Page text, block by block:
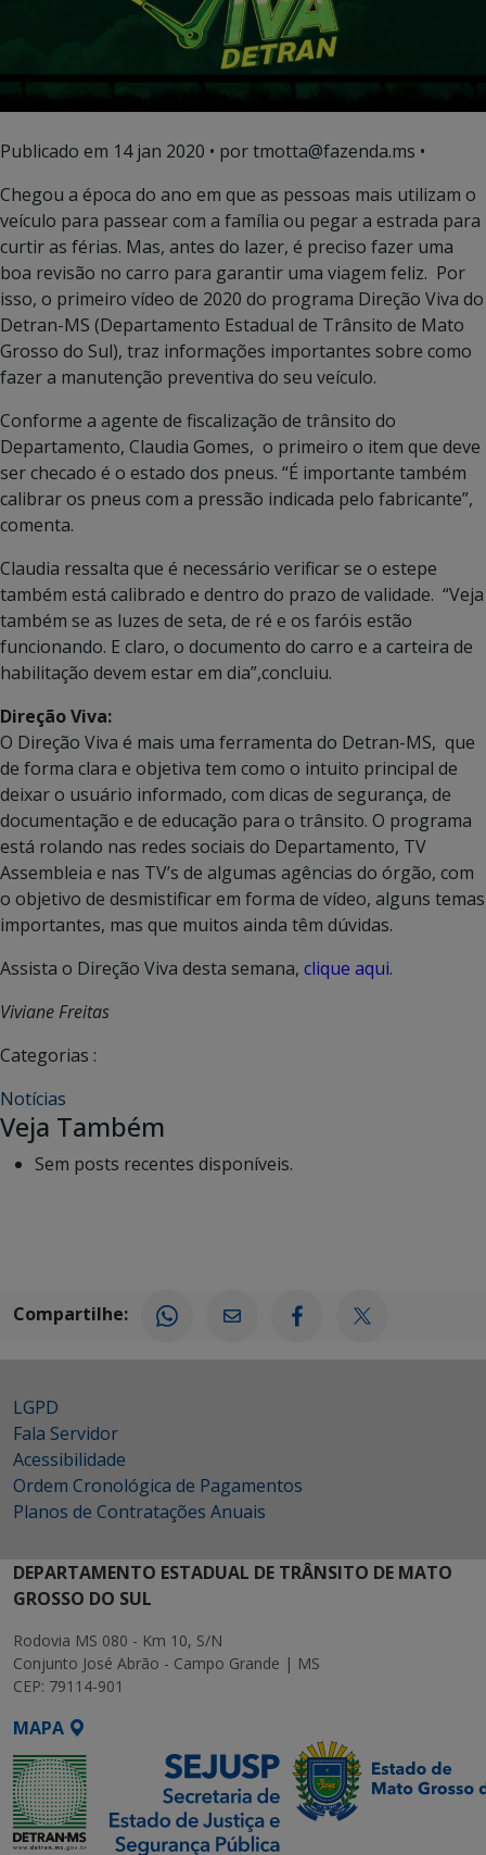
Publicado em 14 jan 2020 • por tmotta@fazenda.ms •
Chegou a época do ano em que as pessoas mais utilizam o
veículo para passear com a família ou pegar a estrada para
curtir as férias. Mas, antes do lazer, é preciso fazer uma
boa revisão no carro para garantir uma viagem feliz. Por
isso, o primeiro vídeo de 2020 do programa Direção Viva do
Detran-MS (Departamento Estadual de Trânsito de Mato
Grosso do Sul), traz informações importantes sobre como
fazer a manutenção preventiva do seu veículo.
Conforme a agente de fiscalização de trânsito do
Departamento, Claudia Gomes, o primeiro o item que deve
ser checado é o estado dos pneus. “É importante também
calibrar os pneus com a pressão indicada pelo fabricante”,
comenta.
Claudia ressalta que é necessário verificar se o estepe
também está calibrado e dentro do prazo de validade. “Veja
também se as luzes de seta, de ré e os faróis estão
funcionando. E claro, o documento do carro e a carteira de
habilitação devem estar em dia”,concluiu.
Direção Viva:
O Direção Viva é mais uma ferramenta do Detran-MS, que
de forma clara e objetiva tem como o intuito principal de
deixar o usuário informado, com dicas de segurança, de
documentação e de educação para o trânsito. O programa
está rolando nas redes sociais do Departamento, TV
Assembleia e nas TV’s de algumas agências do órgão, com
o objetivo de desmistificar em forma de vídeo, alguns temas
importantes, mas que muitos ainda têm dúvidas.
Assista o Direção Viva desta semana, clique aqui.
Viviane Freitas
Categorias :
Notícias
Veja Também
Sem posts recentes disponíveis.
Compartilhe:
LGPD
Fala Servidor
Acessibilidade
Ordem Cronológica de Pagamentos
Planos de Contratações Anuais
DEPARTAMENTO ESTADUAL DE TRÂNSITO DE MATO
GROSSO DO SUL
Rodovia MS 080 - Km 10, S/N
Conjunto José Abrão - Campo Grande | MS
CEP: 79114-901
MAPA